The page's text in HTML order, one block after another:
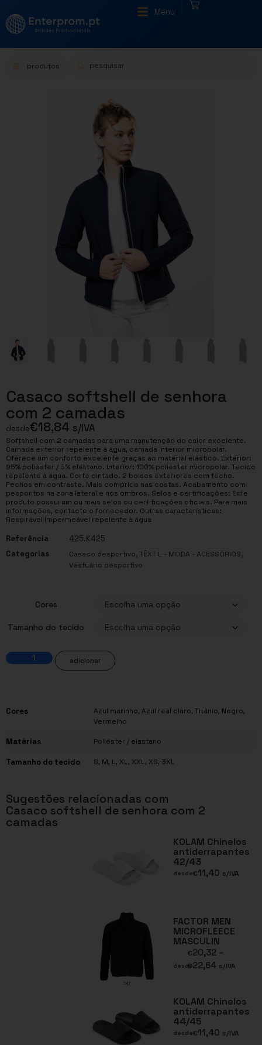
Menu
produtos
Casaco softshell de senhora
com 2 camadas
desde€18,84 s/IVA
Softshell com 2 camadas para uma manutenção do calor excelente.
Camada exterior repelente à água, camada interior micropolar.
Oferece um conforto excelente graças ao material elástico. Exterior:
95% poliéster / 5% elastano. Interior: 100% poliéster micropolar. Tecido
repelente à água. Corte cintado. 2 bolsos exteriores com fecho.
Fechos em contraste. Mais comprido nas costas. Acabamento com
pespontos na zona lateral e nos ombros. Selos e certificações: Este
produto possui um ou mais selos ou certificações oficiais. Para mais
informações, contacte o fornecedor. Outras características:
Respirável Impermeável repelente à água
Referência
425.K425
Categorias
Casaco desportivo,TÊXTIL - MODA - ACESSÓRIOS,
Vestuário desportivo
Cores
Tamanho do tecido
adicionar
Cores
Azul marinho, Azul real claro, Titânio, Negro,
Vermelho
Matérias Poliéster / elastano
Tamanho do tecido S, M, L, XL, XXL, XS, 3XL
Sugestões relacionadas com
Casaco softshell de senhora com 2
camadas
KOLAM Chinelos
antiderrapantes
42/43
desde€11,40 s/IVA
FACTOR MEN
MICROFLEECE
MASCULIN
desde
€20,32 –
€22,64 s/IVA
KOLAM Chinelos
antiderrapantes
44/45
desde€11,40 s/IVA